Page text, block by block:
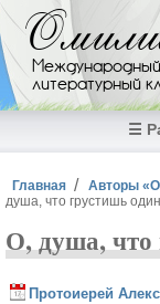
Перейти к основному
Международный
литературный
☰
Вы здесь
Главная Авторы
душа, что грустишь
О, душа, что
Протоиерей